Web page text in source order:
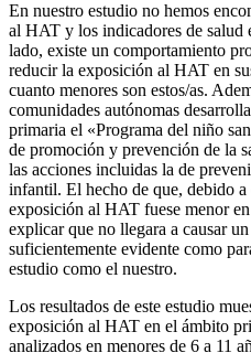
En nuestro estudio no hemos
al HAT y los indicadores de salud
lado, existe un comportamiento
reducir la exposición al HAT en
cuanto menores son estos/as.
comunidades autónomas
primaria el «Programa del niño
de promoción y prevención de la
las acciones incluidas la de
infantil. El hecho de que, debido a
exposición al HAT fuese menor
explicar que no llegara a causar
suficientemente evidente como
estudio como el nuestro.
Los resultados de este estudio
exposición al HAT en el ámbito
analizados en menores de 6 a 11